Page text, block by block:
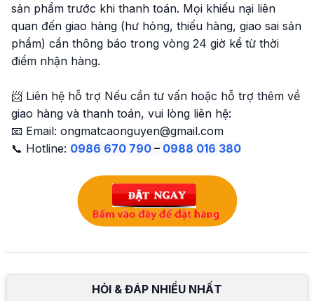
sản phẩm trước khi thanh toán. Mọi khiếu nại liên
quan đến giao hàng (hư hỏng, thiếu hàng, giao sai sản
phẩm) cần thông báo trong vòng 24 giờ kể từ thời
điểm nhận hàng.
📨 Liên hệ hỗ trợ Nếu cần tư vấn hoặc hỗ trợ thêm về
giao hàng và thanh toán, vui lòng liên hệ:
📧 Email: ongmatcaonguyen@gmail.com
📞 Hotline: 0986 670 790 – 0988 016 380
HỎI & ĐÁP NHIỀU NHẤT